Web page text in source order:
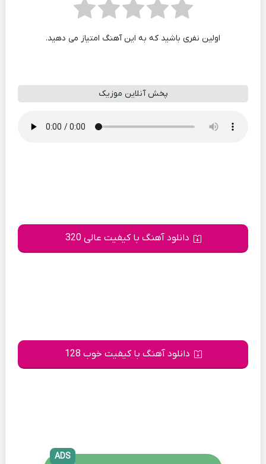
اولین نفری باشید که به این آهنگ امتیاز می دهید.
پخش آنلاین موزیک
دانلود آهنگ با کیفیت عالی 320
دانلود آهنگ با کیفیت خوب 128
ADS